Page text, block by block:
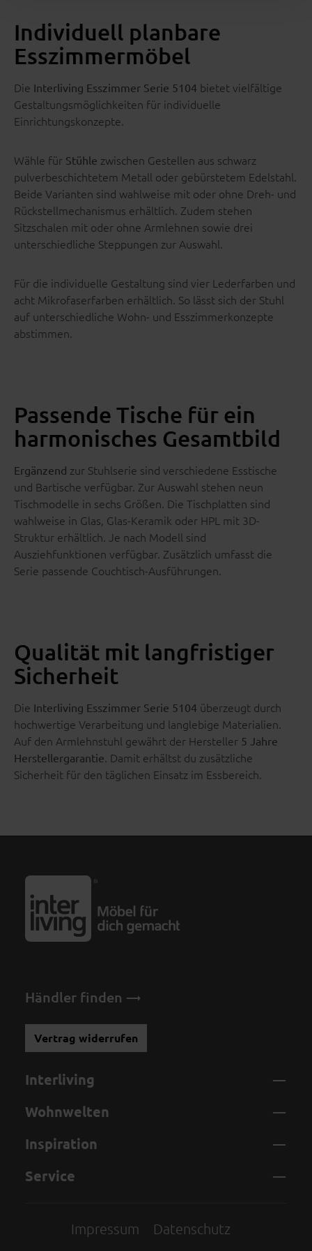
Individuell planbare
Esszimmermöbel
Die Interliving Esszimmer Serie 5104 bietet vielfältige
Gestaltungsmöglichkeiten für individuelle
Einrichtungskonzepte.
Wähle für Stühle zwischen Gestellen aus schwarz
pulverbeschichtetem Metall oder gebürstetem Edelstahl.
Beide Varianten sind wahlweise mit oder ohne Dreh- und
Rückstellmechanismus erhältlich. Zudem stehen
Sitzschalen mit oder ohne Armlehnen sowie drei
unterschiedliche Steppungen zur Auswahl.
Für die individuelle Gestaltung sind vier Lederfarben und
acht Mikrofaserfarben erhältlich. So lässt sich der Stuhl
auf unterschiedliche Wohn- und Esszimmerkonzepte
abstimmen.
Passende Tische für ein
harmonisches Gesamtbild
Ergänzend zur Stuhlserie sind verschiedene Esstische
und Bartische verfügbar. Zur Auswahl stehen neun
Tischmodelle in sechs Größen. Die Tischplatten sind
wahlweise in Glas, Glas-Keramik oder HPL mit 3D-
Struktur erhältlich. Je nach Modell sind
Ausziehfunktionen verfügbar. Zusätzlich umfasst die
Serie passende Couchtisch-Ausführungen.
Qualität mit langfristiger
Sicherheit
Die Interliving Esszimmer Serie 5104 überzeugt durch
hochwertige Verarbeitung und langlebige Materialien.
Auf den Armlehnstuhl gewährt der Hersteller 5 Jahre
Herstellergarantie. Damit erhältst du zusätzliche
Sicherheit für den täglichen Einsatz im Essbereich.
Händler finden
Vertrag widerrufen
Interliving
Wohnwelten
Inspiration
Service
Impressum
Datenschutz